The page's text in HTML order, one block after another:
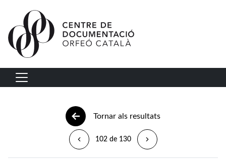
Vés al contingut
Navegació principal
Tornar als resultats
102 de 130